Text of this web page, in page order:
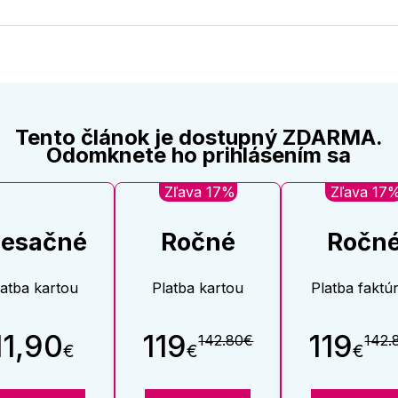
Twitter
Tento článok je dostupný ZDARMA.
Odomknete ho prihlásením sa
kartou
€
Zľava 17%
Ročné
Platba kartou
119€142.80€
Zľava
Platba
119€